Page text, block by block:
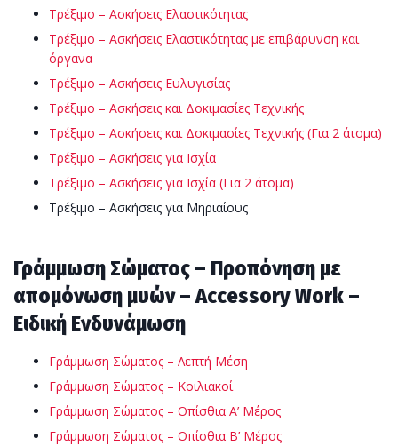
Τρέξιμο – Ασκήσεις Ελαστικότητας
Τρέξιμο – Ασκήσεις Ελαστικότητας με επιβάρυνση και
όργανα
Τρέξιμο – Ασκήσεις Ευλυγισίας
Τρέξιμο – Ασκήσεις και Δοκιμασίες Τεχνικής
Τρέξιμο – Ασκήσεις και Δοκιμασίες Τεχνικής (Για 2 άτομα)
Τρέξιμο – Ασκήσεις για Ισχία
Τρέξιμο – Ασκήσεις για Ισχία (Για 2 άτομα)
Τρέξιμο – Ασκήσεις για Μηριαίους
Γράμμωση Σώματος – Προπόνηση με
απομόνωση μυών – Accessory Work –
Ειδική Ενδυνάμωση
Γράμμωση Σώματος – Λεπτή Μέση
Γράμμωση Σώματος – Κοιλιακοί
Γράμμωση Σώματος – Οπίσθια Α’ Μέρος
Γράμμωση Σώματος – Οπίσθια Β’ Μέρος